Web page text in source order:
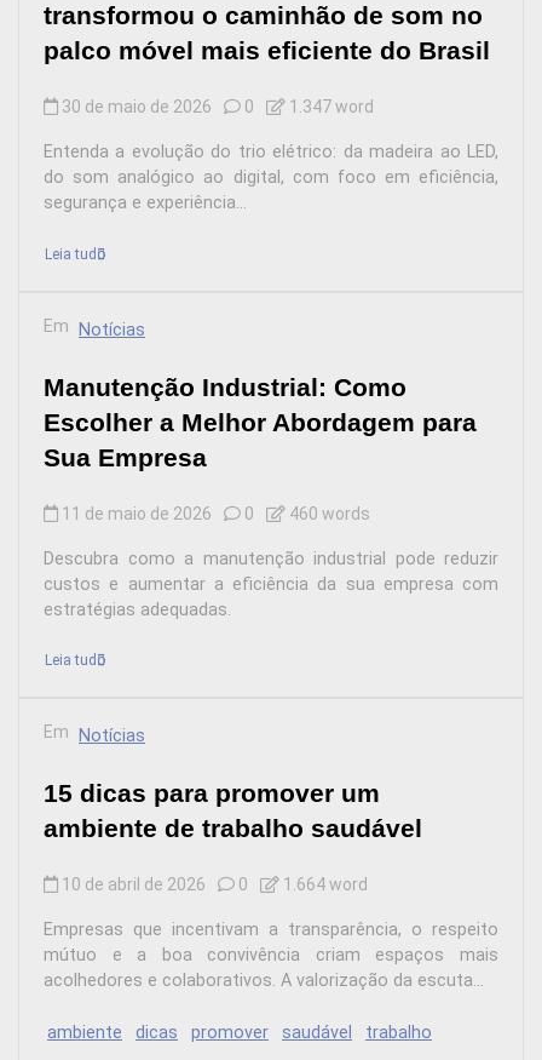
transformou o caminhão de som no
palco móvel mais eficiente do Brasil
30 de maio de 2026 0 1.347 word
Entenda a evolução do trio elétrico: da madeira ao LED,
do som analógico ao digital, com foco em eficiência,
segurança e experiência...
Leia tudo
Em Notícias
Manutenção Industrial: Como
Escolher a Melhor Abordagem para
Sua Empresa
11 de maio de 2026 0 460 words
Descubra como a manutenção industrial pode reduzir
custos e aumentar a eficiência da sua empresa com
estratégias adequadas.
Leia tudo
Em Notícias
15 dicas para promover um
ambiente de trabalho saudável
10 de abril de 2026 0 1.664 word
Empresas que incentivam a transparência, o respeito
mútuo e a boa convivência criam espaços mais
acolhedores e colaborativos. A valorização da escuta...
ambiente dicas promover saudável trabalho